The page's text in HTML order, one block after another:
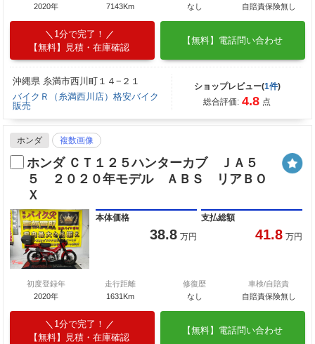
2020年
7143Km
なし
自賠責保険無し
1分で完了！
【無料】見積・在庫確認
【無料】電話問い合わせ
沖縄県 糸満市西川町１４−２１
バイクＲ（糸満西川店）格安バイク
販売
ショップレビュー(1件)
総合評価: 4.8 点
ホンダ 複数画像
ホンダ ＣＴ１２５ハンターカブ ＪＡ５
５ ２０２０年モデル ＡＢＳ リアＢＯ
Ｘ
本体価格
38.8 万円
支払総額
41.8 万円
初度登録年
2020年
走行距離
1631Km
修復歴
なし
車検/自賠責
自賠責保険無し
1分で完了！
【無料】見積・在庫確認
【無料】電話問い合わせ